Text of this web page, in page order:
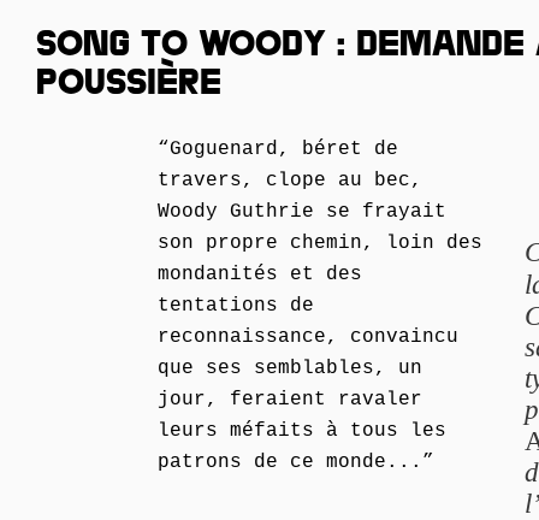
SONG TO WOODY :
POUSSIÈRE
“Goguenard, béret de
travers, clope au bec,
Woody Guthrie se frayait
son propre chemin, loin des
mondanités et des
tentations de
reconnaissance, convaincu
que ses semblables, un
jour, feraient ravaler
leurs méfaits à tous les
patrons de ce monde...”